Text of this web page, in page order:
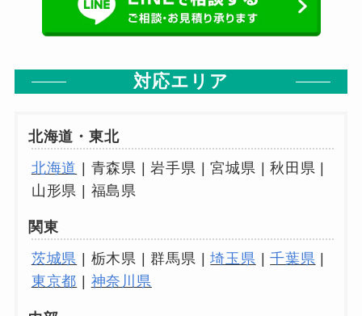
対応エリア
北海道・東北
北海道 | 青森県 | 岩手県 | 宮城県 | 秋田県 |
山形県 | 福島県
関東
茨城県 | 栃木県 | 群馬県 |埼玉県 |千葉県
東京都
神奈川県